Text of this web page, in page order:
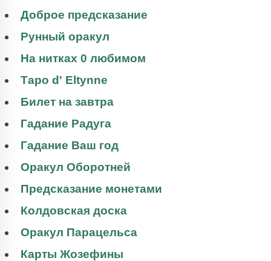
Доброе предсказание
Рунный оракул
На нитках 0 любимом
Таро d' Eltynne
Билет на завтра
Гадание Радуга
Гадание Ваш год
Оракул Оборотней
Предсказание монетами
Колдовская доска
Оракул Парацельса
Карты Жозефины